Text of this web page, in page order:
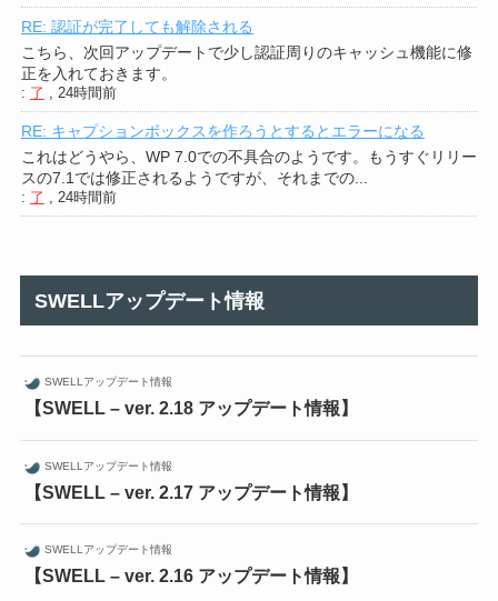
RE: 認証が完了しても解除される
こちら、次回アップデートで少し認証周りのキャッシュ機能に修
正を入れておきます。
: 了 , 24時間前
RE: キャプションボックスを作ろうとするとエラーになる
これはどうやら、WP 7.0での不具合のようです。もうすぐリリー
スの7.1では修正されるようですが、それまでの...
: 了 , 24時間前
SWELLアップデート情報
SWELLアップデート情報
【SWELL – ver. 2.18 アップデート情報】
SWELLアップデート情報
【SWELL – ver. 2.17 アップデート情報】
SWELLアップデート情報
【SWELL – ver. 2.16 アップデート情報】